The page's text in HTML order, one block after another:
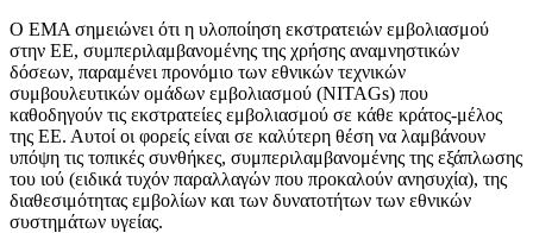
Ο ΕΜΑ σημειώνει ότι η υλοποίηση εκστρατειών εμβολιασμού
στην ΕΕ, συμπεριλαμβανομένης της χρήσης αναμνηστικών
δόσεων, παραμένει προνόμιο των εθνικών τεχνικών
συμβουλευτικών ομάδων εμβολιασμού (NITAGs) που
καθοδηγούν τις εκστρατείες εμβολιασμού σε κάθε κράτος-μέλος
της ΕΕ. Αυτοί οι φορείς είναι σε καλύτερη θέση να λαμβάνουν
υπόψη τις τοπικές συνθήκες, συμπεριλαμβανομένης της εξάπλωσης
του ιού (ειδικά τυχόν παραλλαγών που προκαλούν ανησυχία), της
διαθεσιμότητας εμβολίων και των δυνατοτήτων των εθνικών
συστημάτων υγείας.